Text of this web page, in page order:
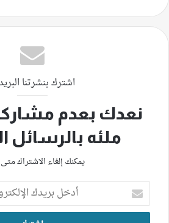
اشترك بنشرتنا
نعدك بعدم
ملئه بالرسائل
يمكنك إلغاء الاشتراك
أدخل
بريدك
الإلكتروني